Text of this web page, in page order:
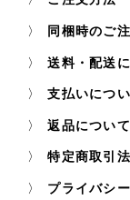
同梱時のご
送料・配送
支払いにつ
返品について
特定商取引
プライバシ